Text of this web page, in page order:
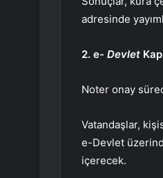
adresinde
2. e- Devlet
Noter onay
Vatandaşlar,
e-Devlet
içerecek.